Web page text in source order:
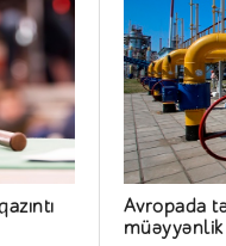
Avropada